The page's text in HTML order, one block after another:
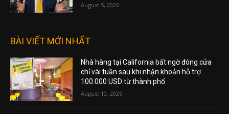
August 5, 2026
BÀI VIẾT MỚI NHẤT
Nhà hàng tại California bất ngờ đóng cửa
chỉ vài tuần sau khi nhận khoản hỗ trợ
100.000 USD từ thành phố
August 10, 2026